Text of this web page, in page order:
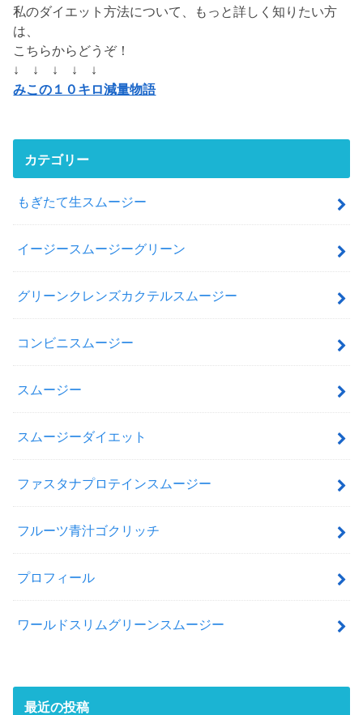
私のダイエット方法について、もっと詳しく知りたい方
は、
こちらからどうぞ！
↓ ↓ ↓ ↓ ↓
みこの１０キロ減量物語
カテゴリー
もぎたて生スムージー
イージースムージーグリーン
グリーンクレンズカクテルスムージー
コンビニスムージー
スムージー
スムージーダイエット
ファスタナプロテインスムージー
フルーツ青汁ゴクリッチ
プロフィール
ワールドスリムグリーンスムージー
最近の投稿